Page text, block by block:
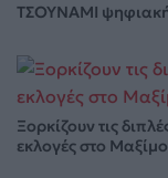
ΤΣΟΥΝΑΜΙ
Ξορκίζουν τις
εκλογές στο